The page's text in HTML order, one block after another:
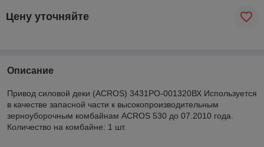
Цену уточняйте
Описание
Привод силовой деки (ACROS) 3431РО-001320ВХ Используется
в качестве запасной части к высокопроизводительным
зерноуборочным комбайнам ACROS 530 до 07.2010 года.
Количество на комбайне: 1 шт.